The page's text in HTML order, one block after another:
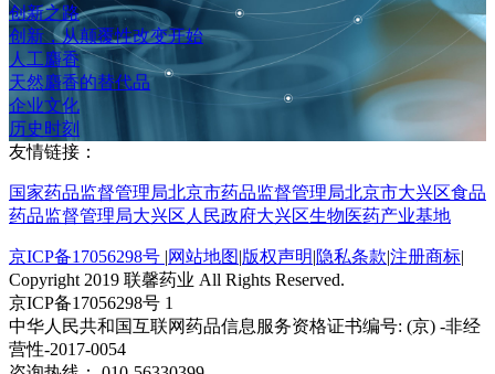
创新之路
创新，从颠覆性改变开始
人工麝香
天然麝香的替代品
企业文化
历史时刻
友情链接：
国家药品监督管理局北京市药品监督管理局北京市大兴区食品
药品监督管理局大兴区人民政府大兴区生物医药产业基地
京ICP备17056298号 |网站地图|版权声明|隐私条款|注册商标|
Copyright 2019 联馨药业 All Rights Reserved.
京ICP备17056298号 1
中华人民共和国互联网药品信息服务资格证书编号: (京) -非经
营性-2017-0054